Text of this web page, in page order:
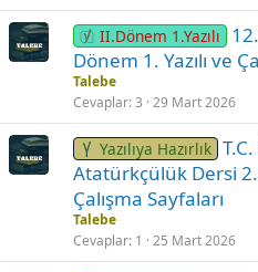
II.Dönem 1.Yazılı
Dönem 1. Yazılı ve
Talebe
Cevaplar 3 29 Mart 2026
Yazılıya Hazırlık
Atatürkçülük Dersi
Çalışma Sayfaları
Talebe
Cevaplar 1 25 Mart 2026